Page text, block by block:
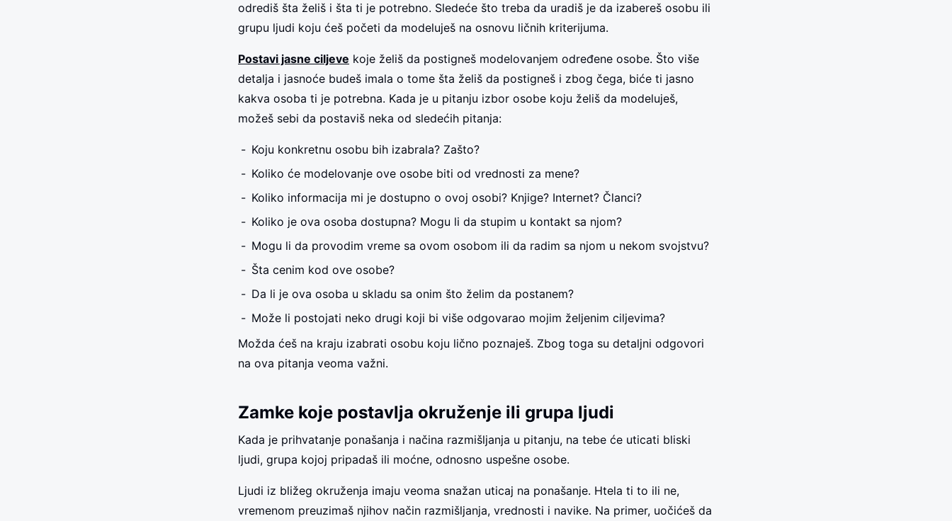
odrediš šta želiš i šta ti je potrebno. Sledeće što treba da uradiš je da izabereš osobu ili
grupu ljudi koju ćeš početi da modeluješ na osnovu ličnih kriterijuma.
Postavi jasne ciljeve koje želiš da postigneš modelovanjem određene osobe. Što više
detalja i jasnoće budeš imala o tome šta želiš da postigneš i zbog čega, biće ti jasno
kakva osoba ti je potrebna. Kada je u pitanju izbor osobe koju želiš da modeluješ,
možeš sebi da postaviš neka od sledećih pitanja:
Koju konkretnu osobu bih izabrala? Zašto?
Koliko će modelovanje ove osobe biti od vrednosti za mene?
Koliko informacija mi je dostupno o ovoj osobi? Knjige? Internet? Članci?
Koliko je ova osoba dostupna? Mogu li da stupim u kontakt sa njom?
Mogu li da provodim vreme sa ovom osobom ili da radim sa njom u nekom svojstvu?
Šta cenim kod ove osobe?
Da li je ova osoba u skladu sa onim što želim da postanem?
Može li postojati neko drugi koji bi više odgovarao mojim željenim ciljevima?
Možda ćeš na kraju izabrati osobu koju lično poznaješ. Zbog toga su detaljni odgovori
na ova pitanja veoma važni.
Zamke koje postavlja okruženje ili grupa ljudi
Kada je prihvatanje ponašanja i načina razmišljanja u pitanju, na tebe će uticati bliski
ljudi, grupa kojoj pripadaš ili moćne, odnosno uspešne osobe.
Ljudi iz bližeg okruženja imaju veoma snažan uticaj na ponašanje. Htela ti to ili ne,
vremenom preuzimaš njihov način razmišljanja, vrednosti i navike. Na primer, uočićeš da